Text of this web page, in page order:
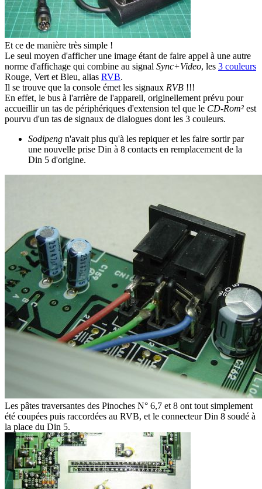
Et ce de manière très simple !
Le seul moyen d'afficher une image étant de faire appel à une autre
norme d'affichage qui combine au signal Sync+Video, les 3 couleurs
Rouge, Vert et Bleu, alias RVB.
Il se trouve que la console émet les signaux RVB !!!
En effet, le bus à l'arrière de l'appareil, originellement prévu pour
accueillir un tas de périphériques d'extension tel que le CD-Rom² est
pourvu d'un tas de signaux de dialogues dont les 3 couleurs.
Sodipeng n'avait plus qu'à les repiquer et les faire sortir par
une nouvelle prise Din à 8 contacts en remplacement de la
Din 5 d'origine.
Les pâtes traversantes des Pinoches N° 6,7 et 8 ont tout simplement
été coupées puis raccordées au RVB, et le connecteur Din 8 soudé à
la place du Din 5.